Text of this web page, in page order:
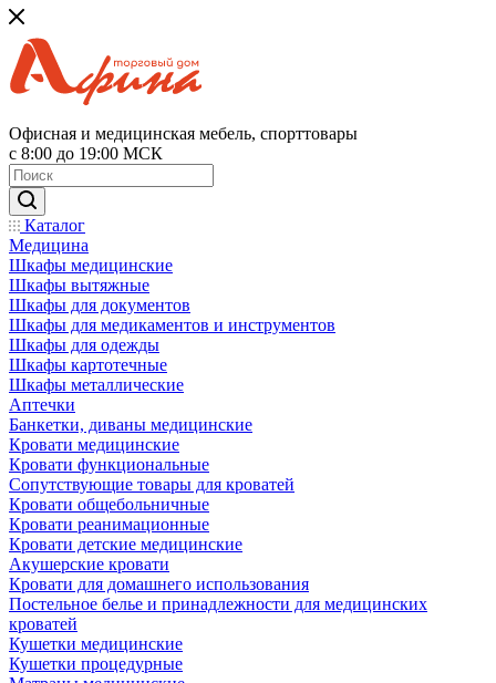
Офисная и медицинская мебель, спорттовары
с 8:00 до 19:00 МСК
Каталог
Медицина
Шкафы медицинские
Шкафы вытяжные
Шкафы для документов
Шкафы для медикаментов и инструментов
Шкафы для одежды
Шкафы картотечные
Шкафы металлические
Аптечки
Банкетки, диваны медицинские
Кровати медицинские
Кровати функциональные
Сопутствующие товары для кроватей
Кровати общебольничные
Кровати реанимационные
Кровати детские медицинские
Акушерские кровати
Кровати для домашнего использования
Постельное белье и принадлежности для медицинских
кроватей
Кушетки медицинские
Кушетки процедурные